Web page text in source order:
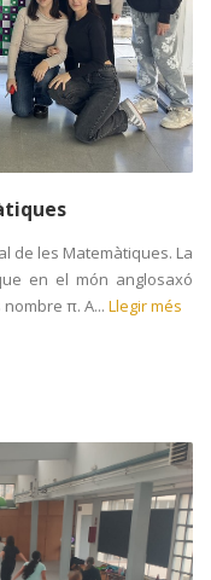
de les Matemàtiques. La
en el món anglosaxó
π. A... Llegir més